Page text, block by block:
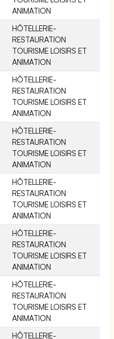
ANIMATION
HÔTELLERIE-
RESTAURATION
TOURISME LOISIRS ET
ANIMATION
HÔTELLERIE-
RESTAURATION
TOURISME LOISIRS ET
ANIMATION
HÔTELLERIE-
RESTAURATION
TOURISME LOISIRS ET
ANIMATION
HÔTELLERIE-
RESTAURATION
TOURISME LOISIRS ET
ANIMATION
HÔTELLERIE-
RESTAURATION
TOURISME LOISIRS ET
ANIMATION
HÔTELLERIE-
RESTAURATION
TOURISME LOISIRS ET
ANIMATION
HÔTELLERIE-